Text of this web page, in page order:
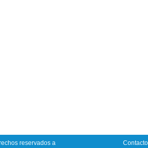
reservados a